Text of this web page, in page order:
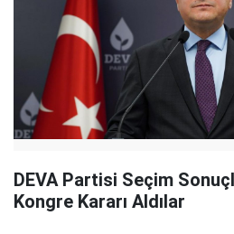
DEVA Partisi Seçim
Kongre Kararı Aldılar